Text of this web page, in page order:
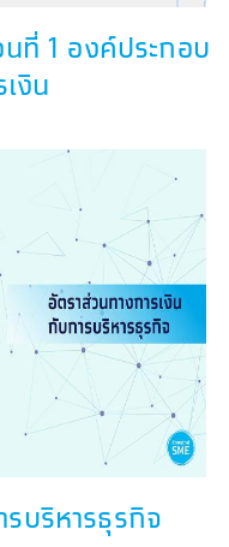
นที่ 1 องค์ประกอบ
งิน
รบริหารธุรกิจ